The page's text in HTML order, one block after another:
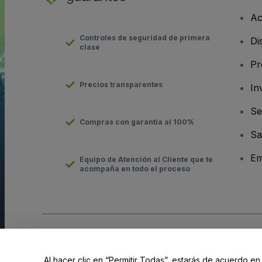
Controles de seguridad de primera
clase
Precios transparentes
Compras con garantía al 100%
Equipo de Atención al Cliente que te
acompaña en todo el proceso
Al hacer clic en “Permitir Todas”, estarás de acuerdo